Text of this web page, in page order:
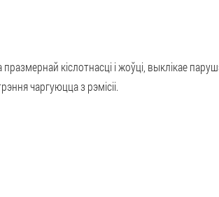
кіслотнасці і жоўці, выклікае
чаргуюцца з рэмісіі.